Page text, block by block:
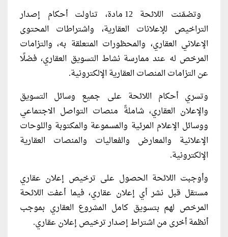
وتضمّنت اللائحة 12 مادة، تناولت أحكام إصدار
التراخيص للإعلانات العقارية، واشتراطات المحتوى
الإعلاني العقاري، والمحظورات المتعلقة به، والتزامات
المرخص له عند ممارسة نشاط التسويق العقاري، فضلًا
عن التزامات المنصات العقارية الإلكترونية.
وتسري أحكام اللائحة على جميع وسائل التسويق
والإعلان العقاري، شاملةً منصات التواصل الاجتماعي
ووسائل الإعلام المرئية والمسموعة والمكتوبة واللوحات
الإعلانية والمعارض والفعاليات والمنصات العقارية
الإلكترونية.
وأوجبت اللائحة الحصول على ترخيص إعلان عقاري
مستقل قبل نشر أي إعلان عقاري، فيما أعفت اللائحة
المرخص لهم بتسويق كامل المشروع العقاري بموجب
أنظمة أخرى من اشتراط إصدار ترخيص إعلان عقاري.